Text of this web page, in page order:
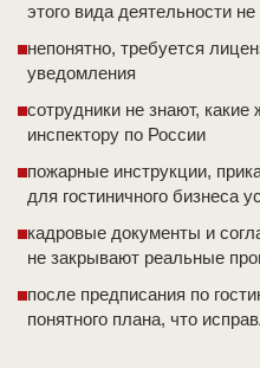
этого вида деятельности
непонятно, требуется
уведомления
сотрудники не знают,
инспектору по России
пожарные инструкции,
для гостиничного бизнеса
кадровые документы и
не закрывают реальные
после предписания по
понятного плана, что